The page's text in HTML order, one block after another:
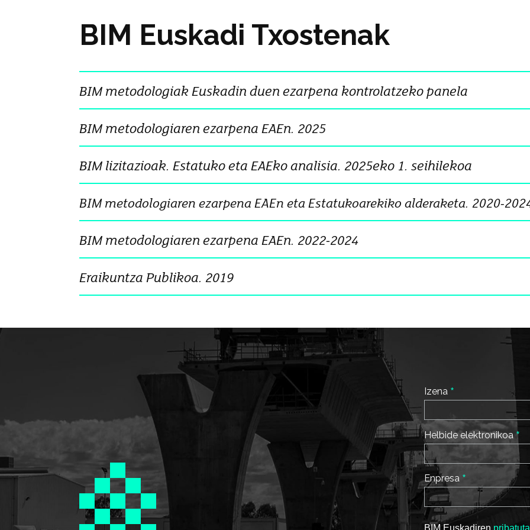
BIM Euskadi Txostenak
BIM metodologiak Euskadin duen ezarpena kontrolatzeko panela
BIM metodologiaren ezarpena EAEn. 2025
BIM lizitazioak. Estatuko eta EAEko analisia. 2025eko 1. seihilekoa
BIM metodologiaren ezarpena EAEn eta Estatukoarekiko alderaketa. 2020-
BIM metodologiaren ezarpena EAEn. 2022-2024
Eraikuntza Publikoa. 2019
Izena *
Helbide elektronikoa *
Enpresa *
BIM Euskadiren